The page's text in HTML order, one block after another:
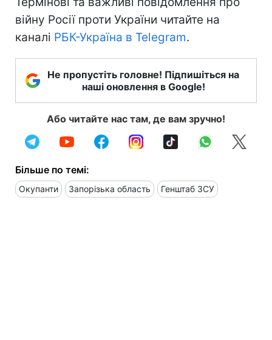
званні полковника), як покарання,
відправлений на передові позиції
Нагадаємо, ранішекадировці влаштували
стрілянинув окупованому Урзуфі під
Маріуполем, внаслідок чого загинули
Термінові та важливі повідомлення про
каналіРБК-Україна в Telegram